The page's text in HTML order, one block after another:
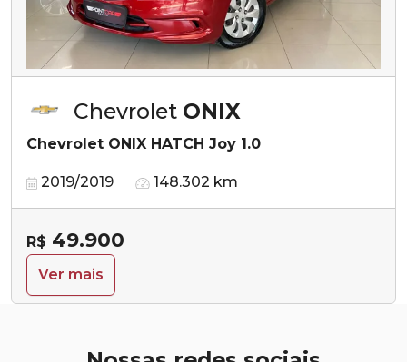
Chevrolet ONIX
Chevrolet ONIX HATCH Joy 1.0
2019/2019 148.302 km
R$ 49.900
Ver mais